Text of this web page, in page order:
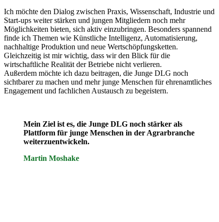
Ich möchte den Dialog zwischen Praxis, Wissenschaft, Industrie und
Start-ups weiter stärken und jungen Mitgliedern noch mehr
Möglichkeiten bieten, sich aktiv einzubringen. Besonders spannend
finde ich Themen wie Künstliche Intelligenz, Automatisierung,
nachhaltige Produktion und neue Wertschöpfungsketten.
Gleichzeitig ist mir wichtig, dass wir den Blick für die
wirtschaftliche Realität der Betriebe nicht verlieren.
Außerdem möchte ich dazu beitragen, die Junge DLG noch
sichtbarer zu machen und mehr junge Menschen für ehrenamtliches
Engagement und fachlichen Austausch zu begeistern.
Mein Ziel ist es, die Junge DLG noch stärker als
Plattform für junge Menschen in der Agrarbranche
weiterzuentwickeln.
Martin Moshake